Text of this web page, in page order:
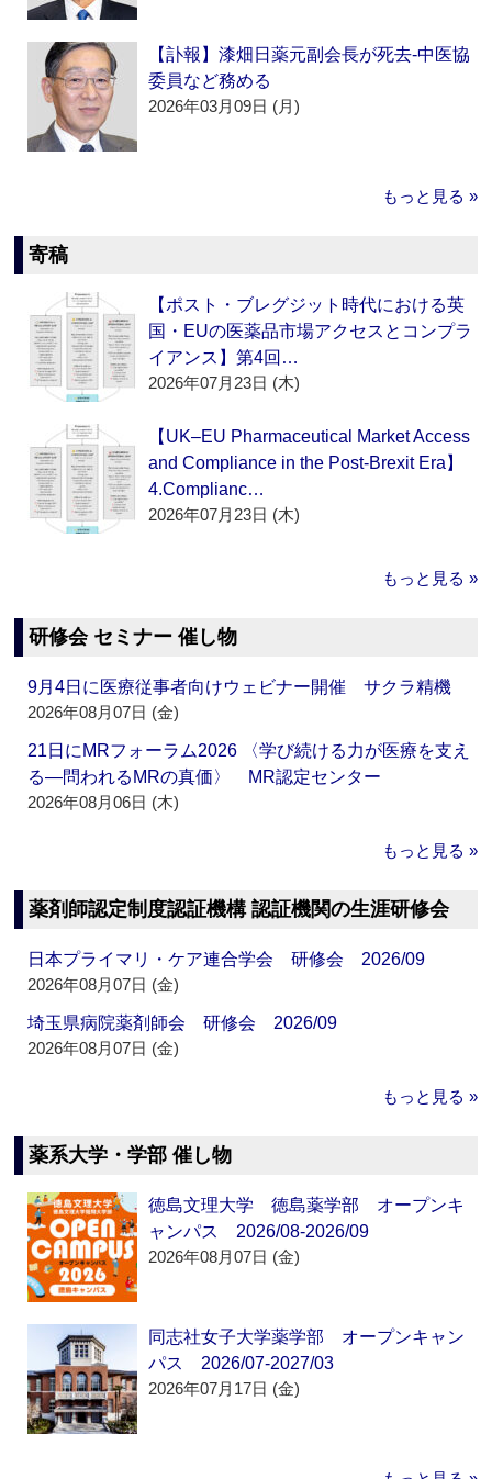
【訃報】漆畑日薬元副会長が死去‐中医協
委員など務める
2026年03月09日 (月)
もっと見る »
寄稿
【ポスト・ブレグジット時代における英
国・EUの医薬品市場アクセスとコンプラ
イアンス】第4回…
2026年07月23日 (木)
【UK–EU Pharmaceutical Market Access
and Compliance in the Post-Brexit Era】
4.Complianc…
2026年07月23日 (木)
もっと見る »
研修会 セミナー 催し物
9月4日に医療従事者向けウェビナー開催 サクラ精機
2026年08月07日 (金)
21日にMRフォーラム2026 〈学び続ける力が医療を支え
る―問われるMRの真価〉 MR認定センター
2026年08月06日 (木)
もっと見る »
薬剤師認定制度認証機構 認証機関の生涯研修会
日本プライマリ・ケア連合学会 研修会 2026/09
2026年08月07日 (金)
埼玉県病院薬剤師会 研修会 2026/09
2026年08月07日 (金)
もっと見る »
薬系大学・学部 催し物
徳島文理大学 徳島薬学部 オープンキ
ャンパス 2026/08-2026/09
2026年08月07日 (金)
同志社女子大学薬学部 オープンキャン
パス 2026/07-2027/03
2026年07月17日 (金)